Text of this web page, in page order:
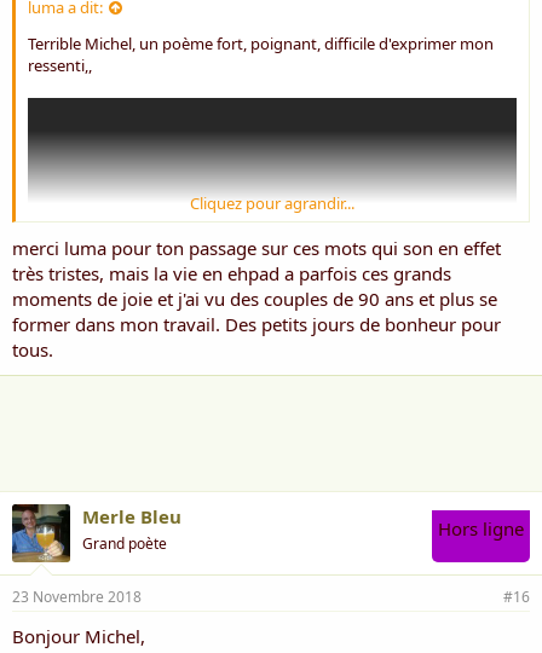
luma a dit:
Terrible Michel, un poème fort, poignant, difficile d'exprimer mon
ressenti,,
Cliquez pour agrandir...
merci luma pour ton passage sur ces mots qui son en effet
très tristes, mais la vie en ehpad a parfois ces grands
moments de joie et j'ai vu des couples de 90 ans et plus se
former dans mon travail. Des petits jours de bonheur pour
tous.
Merle Bleu
Grand poète
Hors ligne
23 Novembre 2018 #16
Bonjour Michel,